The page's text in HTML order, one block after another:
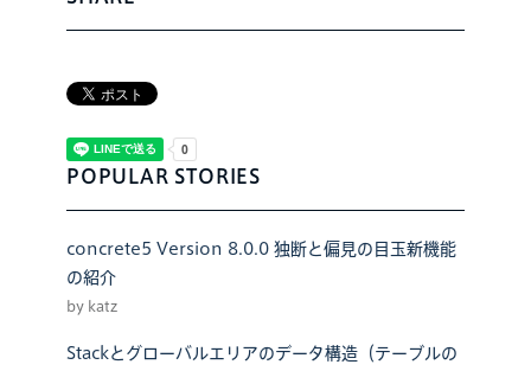
POPULAR STORIES
concrete5 Version 8.0.0 独断と偏見の目玉新機能
の紹介
by katz
Stackとグローバルエリアのデータ構造（テーブルの